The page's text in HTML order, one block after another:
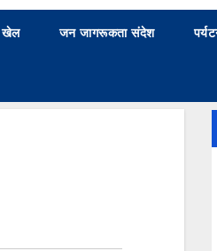
खेल जन जागरूकता संदेश